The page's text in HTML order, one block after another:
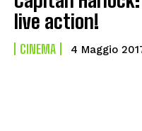
live action!
CINEMA 4 Maggio